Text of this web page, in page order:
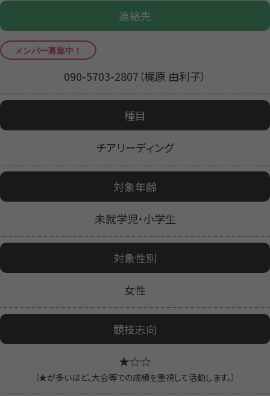
連絡先
090-5703-2807（梶原 由利子）
種目
チアリーディング
対象年齢
未就学児・小学生
対象性別
女性
競技志向
★☆☆
（★が多いほど、大会等での成績を重視して活動します。）